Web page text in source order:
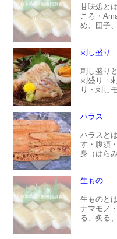
甘味処と
ころ・
め、団子、
刺し盛り
刺し盛り
刺盛り・
り・刺し
ハラス
ハラスと
す・腹須
身（はら
生もの
生ものと
ナマモノ
る、炙る